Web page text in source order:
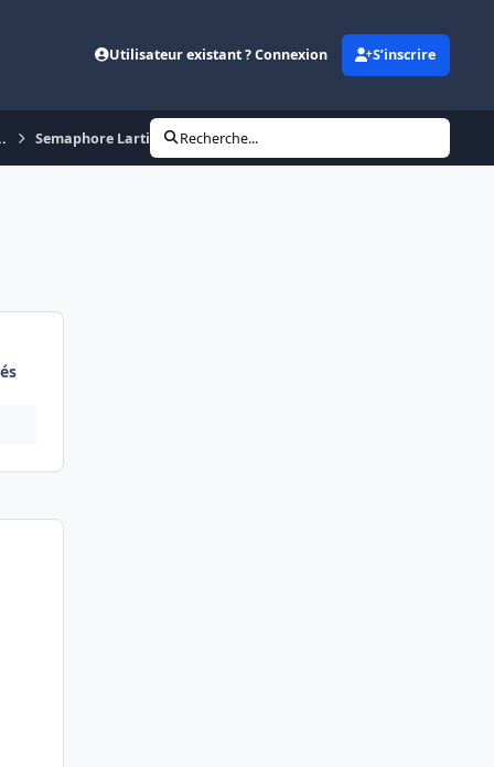
Utilisateur existant ? Connexion S’inscrire
Semaphore Lartigue ..Recherche...